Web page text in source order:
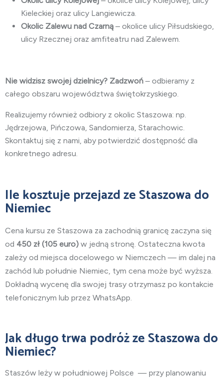
Kieleckiej oraz ulicy Langiewicza.
Okolic Zalewu nad Czarną – okolice ulicy Piłsudskiego,
ulicy Rzecznej oraz amfiteatru nad Zalewem.
Nie widzisz swojej dzielnicy? Zadzwoń – odbieramy z
całego obszaru województwa świętokrzyskiego.
Realizujemy również odbiory z okolic Staszowa: np.
Jędrzejowa, Pińczowa, Sandomierza, Starachowic.
Skontaktuj się z nami, aby potwierdzić dostępność dla
konkretnego adresu.
Ile kosztuje przejazd ze Staszowa do
Niemiec
Cena kursu ze Staszowa za zachodnią granicę zaczyna się
od 450 zł (105 euro) w jedną stronę. Ostateczna kwota
zależy od miejsca docelowego w Niemczech — im dalej na
zachód lub południe Niemiec, tym cena może być wyższa.
Dokładną wycenę dla swojej trasy otrzymasz po kontakcie
telefonicznym lub przez WhatsApp.
Jak długo trwa podróż ze Staszowa do
Niemiec?
Staszów leży w południowej Polsce — przy planowaniu